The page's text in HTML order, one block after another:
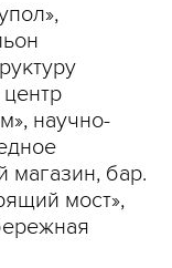
научно-
магазин, бар.
мост»,